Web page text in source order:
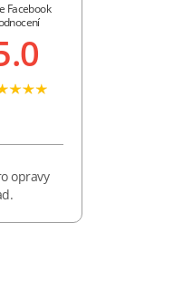
Facebook
opravy